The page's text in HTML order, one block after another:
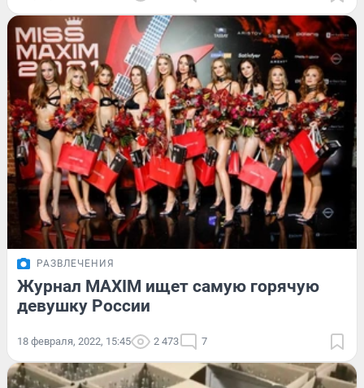
РАЗВЛЕЧЕНИЯ
Журнал MAXIM ищет самую горячую
девушку России
18 февраля, 2022, 15:45 2 473 7